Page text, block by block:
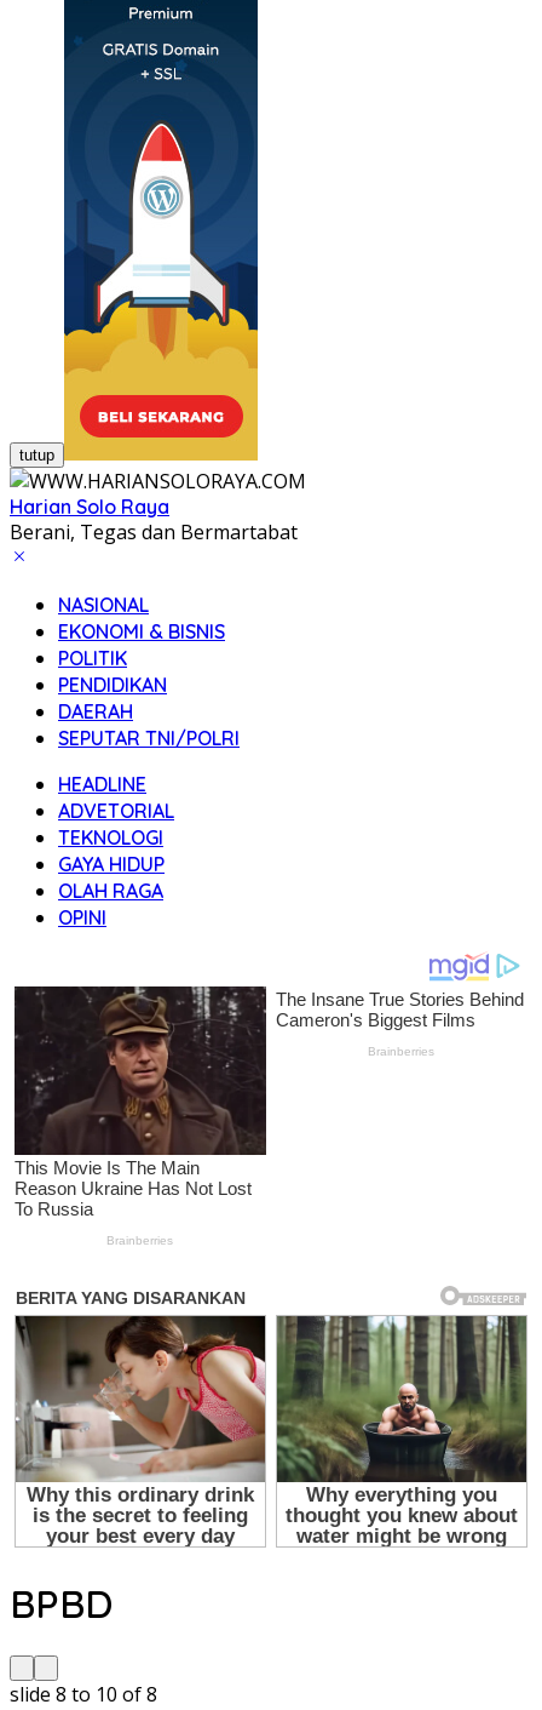
tutup
Harian Solo Raya
Berani, Tegas dan Bermartabat
NASIONAL
EKONOMI & BISNIS
POLITIK
PENDIDIKAN
DAERAH
SEPUTAR TNI/POLRI
HEADLINE
ADVETORIAL
TEKNOLOGI
GAYA HIDUP
OLAH RAGA
OPINI
BPBD
slide 8 to 10 of 8